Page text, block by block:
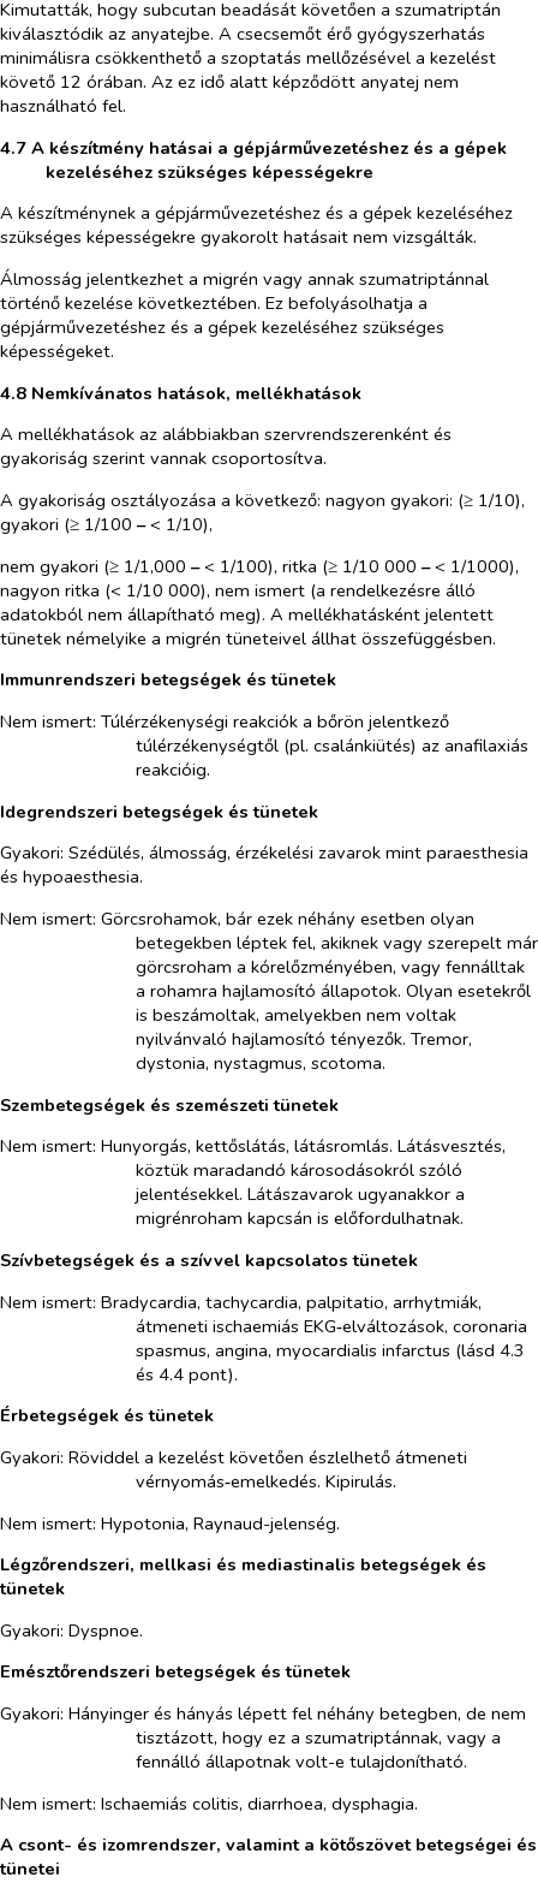
Kimutatták, hogy subcutan beadását követően a szumatriptán
kiválasztódik az anyatejbe. A csecsemőt érő gyógyszerhatás
minimálisra csökkenthető a szoptatás mellőzésével a kezelést
követő 12 órában. Az ez idő alatt képződött anyatej nem
használható fel.
4.7 A készítmény hatásai a gépjárművezetéshez és a gépek
kezeléséhez szükséges képességekre
A készítménynek a gépjárművezetéshez és a gépek kezeléséhez
szükséges képességekre gyakorolt hatásait nem vizsgálták.
Álmosság jelentkezhet a migrén vagy annak szumatriptánnal
történő kezelése következtében. Ez befolyásolhatja a
gépjárművezetéshez és a gépek kezeléséhez szükséges
képességeket.
4.8 Nemkívánatos hatások, mellékhatások
A mellékhatások az alábbiakban szervrendszerenként és
gyakoriság szerint vannak csoportosítva.
A gyakoriság osztályozása a következő: nagyon gyakori: (≥ 1/10),
gyakori (≥ 1/100 – < 1/10),
nem gyakori (≥ 1/1,000 – < 1/100), ritka (≥ 1/10 000 – < 1/1000),
nagyon ritka (< 1/10 000), nem ismert (a rendelkezésre álló
adatokból nem állapítható meg). A mellékhatásként jelentett
tünetek némelyike a migrén tüneteivel állhat összefüggésben.
Immunrendszeri betegségek és tünetek
Nem ismert: Túlérzékenységi reakciók a bőrön jelentkező
túlérzékenységtől (pl. csalánkiütés) az anafilaxiás
reakcióig.
Idegrendszeri betegségek és tünetek
Gyakori: Szédülés, álmosság, érzékelési zavarok mint paraesthesia
és hypoaesthesia.
Nem ismert: Görcsrohamok, bár ezek néhány esetben olyan
betegekben léptek fel, akiknek vagy szerepelt már
görcsroham a kórelőzményében, vagy fennálltak
a rohamra hajlamosító állapotok. Olyan esetekről
is beszámoltak, amelyekben nem voltak
nyilvánvaló hajlamosító tényezők. Tremor,
dystonia, nystagmus, scotoma.
Szembetegségek és szemészeti tünetek
Nem ismert: Hunyorgás, kettőslátás, látásromlás. Látásvesztés,
köztük maradandó károsodásokról szóló
jelentésekkel. Látászavarok ugyanakkor a
migrénroham kapcsán is előfordulhatnak.
Szívbetegségek és a szívvel kapcsolatos tünetek
Nem ismert: Bradycardia, tachycardia, palpitatio, arrhytmiák,
átmeneti ischaemiás EKG‑elváltozások, coronaria
spasmus, angina, myocardialis infarctus (lásd 4.3
és 4.4 pont).
Érbetegségek és tünetek
Gyakori: Röviddel a kezelést követően észlelhető átmeneti
vérnyomás‑emelkedés. Kipirulás.
Nem ismert: Hypotonia, Raynaud-jelenség.
Légzőrendszeri, mellkasi és mediastinalis betegségek és
tünetek
Gyakori: Dyspnoe.
Emésztőrendszeri betegségek és tünetek
Gyakori: Hányinger és hányás lépett fel néhány betegben, de nem
tisztázott, hogy ez a szumatriptánnak, vagy a
fennálló állapotnak volt-e tulajdonítható.
Nem ismert: Ischaemiás colitis, diarrhoea, dysphagia.
A csont- és izomrendszer, valamint a kötőszövet betegségei és
tünetei